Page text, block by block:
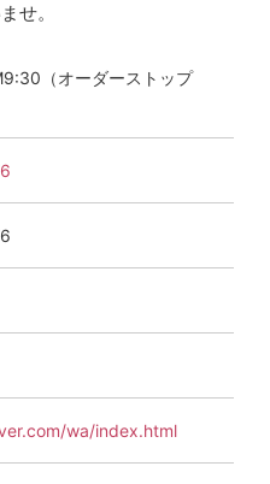
せ。
（オーダーストップ
wa/index.html